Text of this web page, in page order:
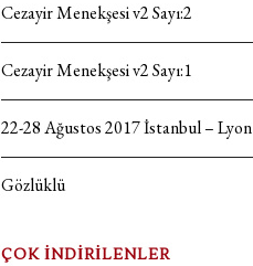
Cezayir Menekşesi v2 Sayı:2
Cezayir Menekşesi v2 Sayı:1
22-28 Ağustos 2017 İstanbul – Lyon
Gözlüklü
ÇOK İNDİRİLENLER